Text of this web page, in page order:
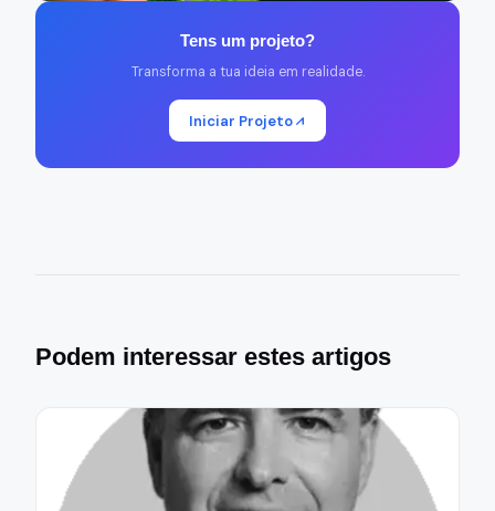
Tens um projeto?
Transforma a tua ideia em realidade.
Iniciar Projeto
Podem interessar estes artigos